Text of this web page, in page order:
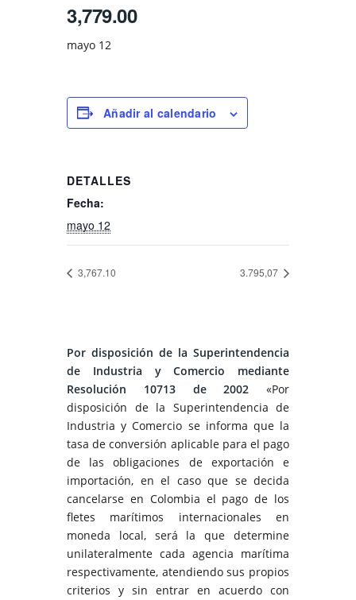
3,779.00
mayo 12
Añadir al calendario
DETALLES
Fecha:
mayo 12
3,767.10 3.795,07
Por disposición de la Superintendencia
de Industria y Comercio mediante
Resolución 10713 de 2002 «Por
disposición de la Superintendencia de
Industria y Comercio se informa que la
tasa de conversión aplicable para el pago
de las obligaciones de exportación e
importación, en el caso que se decida
cancelarse en Colombia el pago de los
fletes marítimos internacionales en
moneda local, será la que determine
unilateralmente cada agencia marítima
respectivamente, atendiendo sus propios
criterios y sin entrar en acuerdo con